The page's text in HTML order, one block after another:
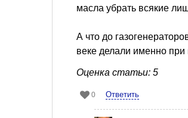
масла убрать всякие
А что до
веке делали именно при
Оценка статьи: 5
0 Ответить